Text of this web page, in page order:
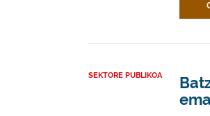
SEKTORE PUBLIKOA